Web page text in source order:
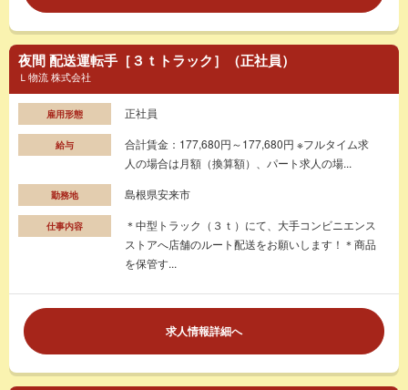
夜間 配送運転手［３ｔトラック］（正社員）
Ｌ物流 株式会社
雇用形態 正社員
給与
合計賃金：177,680円～177,680円 ※フルタイム求
人の場合は月額（換算額）、パート求人の場...
勤務地 島根県安来市
仕事内容
＊中型トラック（３ｔ）にて、大手コンビニエンス
ストアへ店舗のルート配送をお願いします！＊商品
を保管す...
求人情報詳細へ